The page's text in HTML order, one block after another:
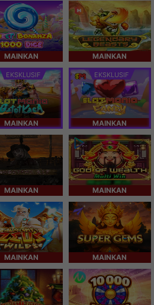
MAINKAN MAINKAN
EKSKLUSIF
MAINKAN
EKSKLUSIF
MAINKAN
MAINKAN MAINKAN
MAINKAN MAINKAN